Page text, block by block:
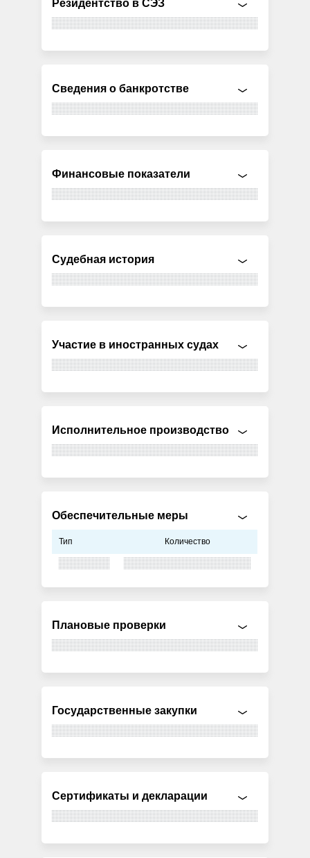
Резидентство в СЭЗ
Сведения о банкротстве
Финансовые показатели
Судебная история
Участие в иностранных судах
Исполнительное производство
Обеспечительные меры
Тип Количество
Плановые проверки
Государственные закупки
Сертификаты и декларации